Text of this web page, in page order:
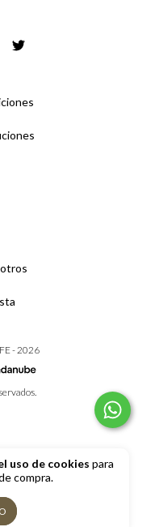
uso de cookies para
compra.
- 2026
reclamos